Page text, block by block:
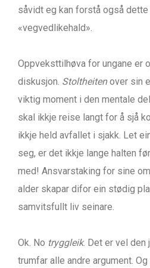
såvidt eg kan forstå også
«vegvedlikehald».
Oppveksttilhøva for ungane er
diskusjon. Stoltheitenover sin
viktig moment i den mentale
skal ikkje reise langt for å sjå
ikkje held avfallet i sjakk. Let
seg, er det ikkje lange halten
med! Ansvarstaking for sine
alder skapar difor ein stødig
samvitsfullt liv seinare.
Ok. No tryggleik. Det er vel den
trumfar alle andre argument.